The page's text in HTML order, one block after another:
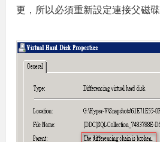
更，所以必須重新設定連接父磁碟